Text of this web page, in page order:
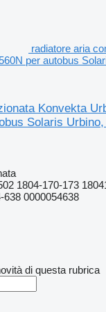
radiatore aria
per autobus
Konvekta
Solaris
1804-170-173
638 0000054638
di questa rubrica